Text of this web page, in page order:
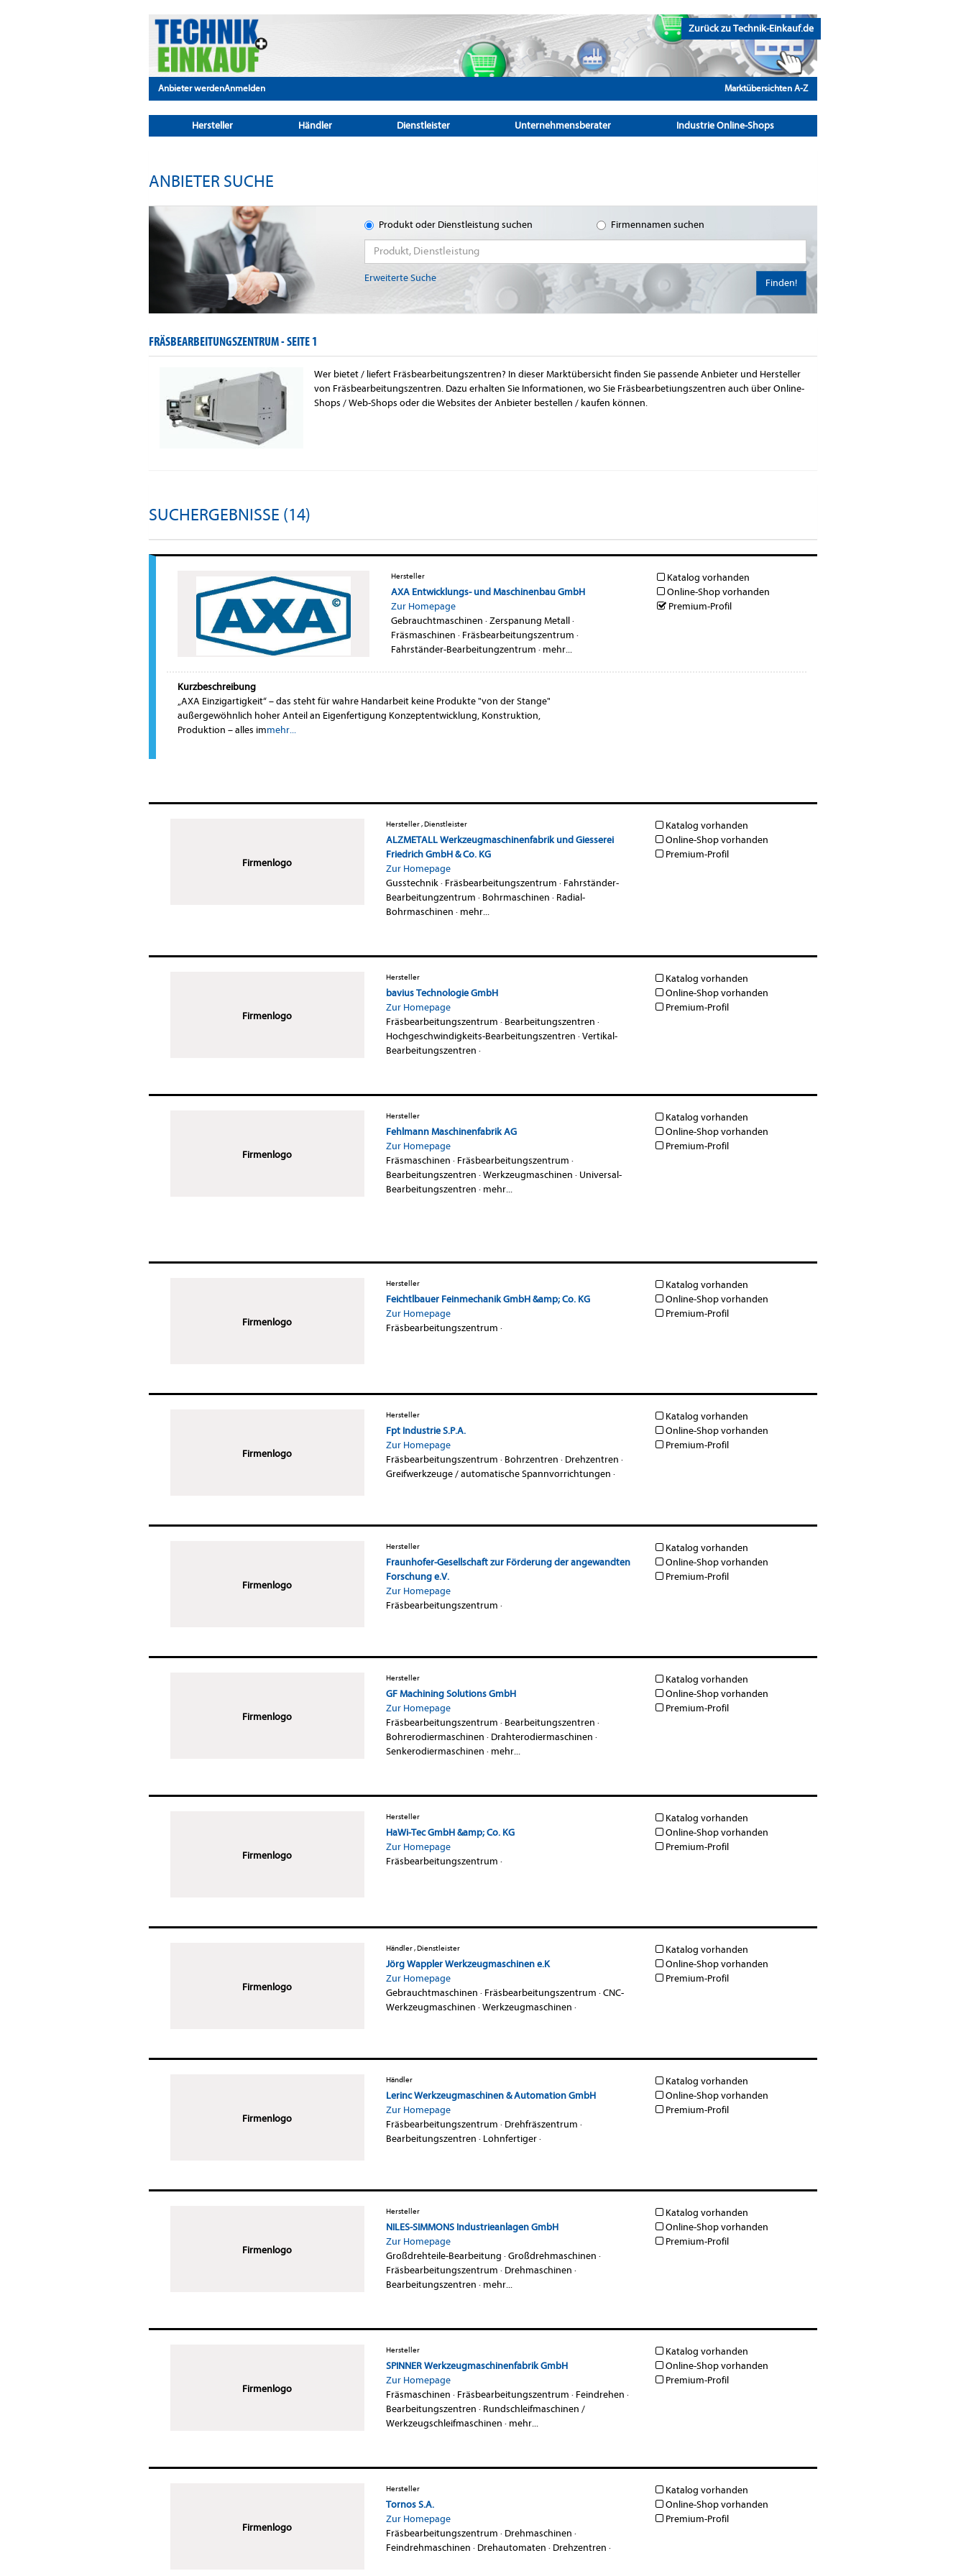
Zurück zu Technik-Einkauf.de
Anbieter werdenAnmelden Marktübersichten A-Z
Hersteller Händler Dienstleister Unternehmensberater Industrie Online-Shops
ANBIETER SUCHE
Produkt oder Dienstleistung suchen Firmennamen suchen
Erweiterte Suche Finden!
FRÄSBEARBEITUNGSZENTRUM -SEITE 1
Wer bietet / liefert Fräsbearbeitungszentren? In dieser Marktübersicht finden Sie passende Anbieter und Hersteller
von Fräsbearbeitungszentren. Dazu erhalten Sie Informationen, wo Sie Fräsbearbetiungszentren auch über Online-
Shops / Web-Shops oder die Websites der Anbieter bestellen / kaufen können.
SUCHERGEBNISSE (14)
Hersteller
AXA Entwicklungs- und Maschinenbau GmbH
Zur Homepage
Gebrauchtmaschinen ·Zerspanung Metall·
Fräsmaschinen · Fräsbearbeitungszentrum ·
Fahrständer-Bearbeitungzentrum · mehr...
Katalog vorhanden
Online-Shop vorhanden
Premium-Profil
Kurzbeschreibung
„AXA Einzigartigkeit“ – das steht für wahre Handarbeit keine Produkte "von der Stange"
außergewöhnlich hoher Anteil an Eigenfertigung Konzeptentwicklung, Konstruktion,
Produktion – alles immehr...
Firmenlogo
Hersteller , Dienstleister
ALZMETALL Werkzeugmaschinenfabrik und Giesserei
Friedrich GmbH & Co. KG
Zur Homepage
Gusstechnik· Fräsbearbeitungszentrum · Fahrständer-
Bearbeitungzentrum · Bohrmaschinen · Radial-
Bohrmaschinen · mehr...
Katalog vorhanden
Online-Shop vorhanden
Premium-Profil
Firmenlogo
Hersteller
bavius Technologie GmbH
Zur Homepage
Fräsbearbeitungszentrum · Bearbeitungszentren ·
Hochgeschwindigkeits-Bearbeitungszentren ·Vertikal-
Bearbeitungszentren ·
Katalog vorhanden
Online-Shop vorhanden
Premium-Profil
Firmenlogo
Hersteller
Fehlmann Maschinenfabrik AG
Zur Homepage
Fräsmaschinen · Fräsbearbeitungszentrum ·
Bearbeitungszentren ·Werkzeugmaschinen · Universal-
Bearbeitungszentren · mehr...
Katalog vorhanden
Online-Shop vorhanden
Premium-Profil
Firmenlogo
Hersteller
Feichtlbauer Feinmechanik GmbH &amp; Co. KG
Zur Homepage
Fräsbearbeitungszentrum ·
Katalog vorhanden
Online-Shop vorhanden
Premium-Profil
Firmenlogo
Hersteller
Fpt Industrie S.P.A.
Zur Homepage
Fräsbearbeitungszentrum · Bohrzentren · Drehzentren ·
Greifwerkzeuge / automatische Spannvorrichtungen ·
Katalog vorhanden
Online-Shop vorhanden
Premium-Profil
Firmenlogo
Hersteller
Fraunhofer-Gesellschaft zur Förderung der angewandten
Forschung e.V.
Zur Homepage
Fräsbearbeitungszentrum ·
Katalog vorhanden
Online-Shop vorhanden
Premium-Profil
Firmenlogo
Hersteller
GF Machining Solutions GmbH
Zur Homepage
Fräsbearbeitungszentrum · Bearbeitungszentren ·
Bohrerodiermaschinen · Drahterodiermaschinen ·
Senkerodiermaschinen · mehr...
Katalog vorhanden
Online-Shop vorhanden
Premium-Profil
Firmenlogo
Hersteller
HaWi-Tec GmbH &amp; Co. KG
Zur Homepage
Fräsbearbeitungszentrum ·
Katalog vorhanden
Online-Shop vorhanden
Premium-Profil
Firmenlogo
Händler , Dienstleister
Jörg Wappler Werkzeugmaschinen e.K
Zur Homepage
Gebrauchtmaschinen · Fräsbearbeitungszentrum ·CNC-
Werkzeugmaschinen ·Werkzeugmaschinen ·
Katalog vorhanden
Online-Shop vorhanden
Premium-Profil
Firmenlogo
Händler
Lerinc Werkzeugmaschinen & Automation GmbH
Zur Homepage
Fräsbearbeitungszentrum · Drehfräszentrum ·
Bearbeitungszentren · Lohnfertiger·
Katalog vorhanden
Online-Shop vorhanden
Premium-Profil
Firmenlogo
Hersteller
NILES-SIMMONS Industrieanlagen GmbH
Zur Homepage
Großdrehteile-Bearbeitung ·Großdrehmaschinen ·
Fräsbearbeitungszentrum · Drehmaschinen ·
Bearbeitungszentren · mehr...
Katalog vorhanden
Online-Shop vorhanden
Premium-Profil
Firmenlogo
Hersteller
SPINNER Werkzeugmaschinenfabrik GmbH
Zur Homepage
Fräsmaschinen · Fräsbearbeitungszentrum · Feindrehen ·
Bearbeitungszentren · Rundschleifmaschinen /
Werkzeugschleifmaschinen · mehr...
Katalog vorhanden
Online-Shop vorhanden
Premium-Profil
Firmenlogo
Hersteller
Tornos S.A.
Zur Homepage
Fräsbearbeitungszentrum · Drehmaschinen ·
Feindrehmaschinen · Drehautomaten · Drehzentren ·
Katalog vorhanden
Online-Shop vorhanden
Premium-Profil